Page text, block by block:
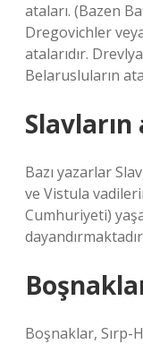
ataları. (Bazen
Dregovichler
atalarıdır.
Belarusluların
Bazı yazarlar
ve Vistula
Cumhuriyeti)
Boşnaklar, Sırp-